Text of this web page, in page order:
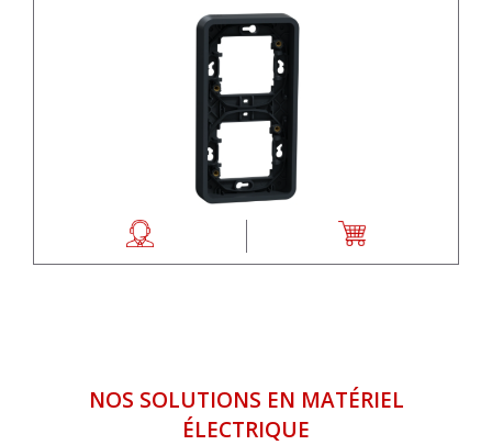
NOS SOLUTIONS EN MATÉRIEL
ÉLECTRIQUE